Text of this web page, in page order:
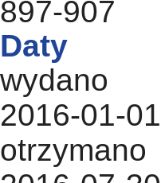
897-907
Daty
wydano
2016-01-01
otrzymano